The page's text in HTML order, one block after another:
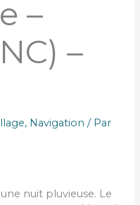
–
–
, Navigation / Par
nuit pluvieuse. Le